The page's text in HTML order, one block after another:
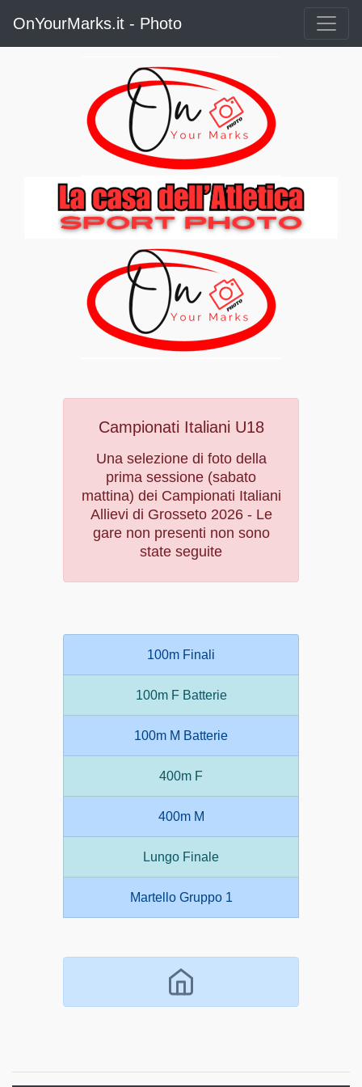
OnYourMarks.it - Photo
Campionati Italiani U18
Una selezione di foto della
prima sessione (sabato
mattina) dei Campionati Italiani
Allievi di Grosseto 2026 - Le
gare non presenti non sono
state seguite
100m Finali
100m F Batterie
100m M Batterie
400m F
400m M
Lungo Finale
Martello Gruppo 1